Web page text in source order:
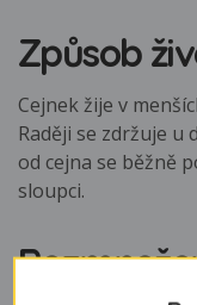
Způsob
Cejnek žije v
Raději se zdržuje u
od cejna se běžně
sloupci.